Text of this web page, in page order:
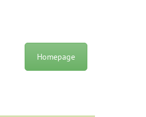
Homepage